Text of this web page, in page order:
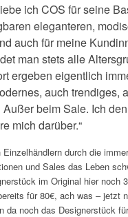
ich COS für seine
eleganteren,
auch für meine
man stets alle
ergeben eigentlich
auch trendiges,
beim Sale. Ich
mich darüber.“
durch die
und Sales das Leben
im Original hier noch
für 80€, ach was – jetzt
da noch das Designerstück